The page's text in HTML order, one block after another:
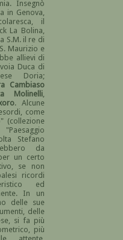
Insegnò
in Genova,
il
La Bolina,
S.M. il re di
Maurizio e
allievi di
Duca di
Doria;
Cambiaso
Molinelli,
. Alcune
come
(collezione
Stefano
da
un certo
se non
ricordi
ed
In un
delle sue
delle
si fa più
più